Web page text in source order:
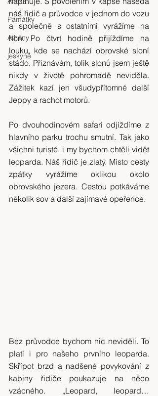
Památky
Athény
jeskyně
náš řidič a průvodce v jednom do vozu
a společně s ostatními vyrážíme na
hon. Po čtvrt hodině přijíždíme na
louku, kde se nachází obrovské sloní
stádo. Přiznávám, tolik slonů jsem ještě
nikdy v životě pohromadě neviděla.
Zážitek kazí jen všudypřítomné další
Jeppy a rachot motorů.
Po dvouhodinovém safari odjíždíme z
hlavního parku trochu smutní. Tak jako
všichni turisté, i my bychom chtěli vidět
leoparda. Náš řidič je zlatý. Místo cesty
zpátky vyrážíme oklikou okolo
obrovského jezera. Cestou potkáváme
několik sov a další zajímavé opeřence.
Bez průvodce bychom nic neviděli. To
platí i pro našeho prvního leoparda.
Skřípot brzd a nadšené povykování z
kabiny řidiče poukazuje na něco
vzácného. „Leopard, leopard…